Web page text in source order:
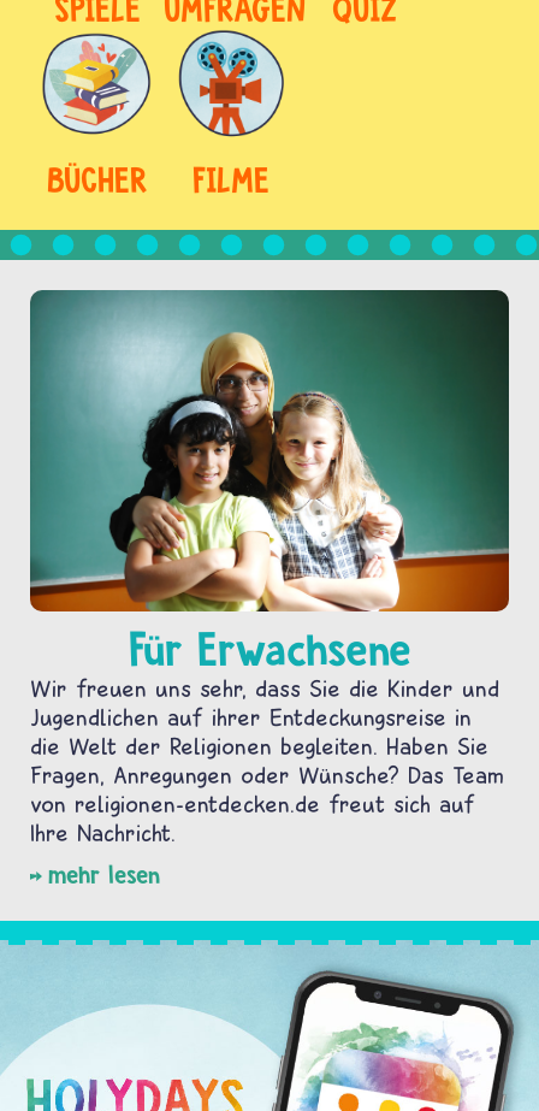
SPIELE UMFRAGEN QUIZ
BÜCHER FILME
Für Erwachsene
Wir freuen uns sehr, dass Sie die Kinder und
Jugendlichen auf ihrer Entdeckungsreise in
die Welt der Religionen begleiten. Haben Sie
Fragen, Anregungen oder Wünsche? Das Team
von religionen-entdecken.de freut sich auf
Ihre Nachricht.
mehr lesen